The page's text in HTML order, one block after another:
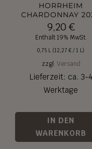
HORRHEIM
CHARDONNAY
9,20 €
Enthält 19% MwSt.
0,75 L (12,27€ / 1 L)
zzgl. Versand
Lieferzeit: ca. 3-4
Werktage
IN DEN
WARENKORB